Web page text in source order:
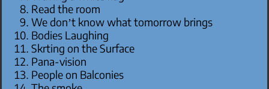
Read the room
We don’t know what tomorrow brings
Bodies Laughing
Skrting on the Surface
Pana-vision
People on Balconies